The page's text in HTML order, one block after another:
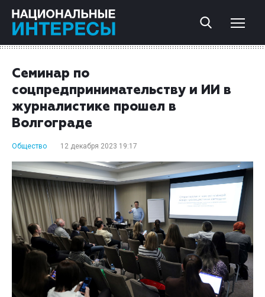
Семинар по
соцпредпринимательству и ИИ в
журналистике прошел в
Волгограде
Общество 12 декабря 2023 19:17